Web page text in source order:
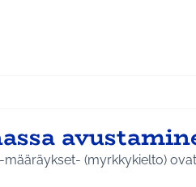
Muut
(myrkkykielto)